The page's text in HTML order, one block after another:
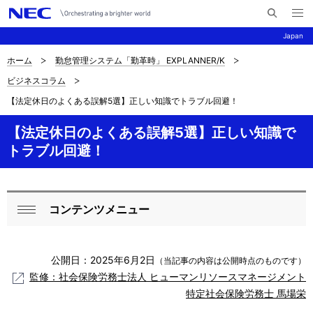
Japan
イ
メ
ニ
ュ
ナ
ビ
ゲ
シ
ン
サ
イ
ト
内
の
現
在
置
ホーム
勤怠管理システム「勤革時」 EXPLANNER/K
ビジネスコラム
【法定休日のよくある誤解5選】正しい知識でトラブル回避！
【法定休日のよくある誤解5選】正しい知識で
トラブル回避！
ロ
コンテンツメニュー
公開日：2025年6月2日 （当記事の内容は公開時点のものです）
監修：社会保険労務士法人 ヒューマンリソースマネージメント
特定社会保険労務士 馬場栄